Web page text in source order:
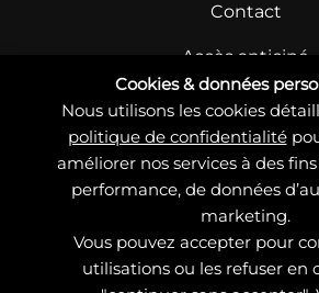
Contact
Accès anticipé
© Copyright – Charlotte Jaubert
Site conçu et développé par
Cookies & données
Nous utilisons les cookies
politique de confidentialité
améliorer nos services à des
performance, de données
marketing.
Vous pouvez accepter pour
utilisations ou les refuser en